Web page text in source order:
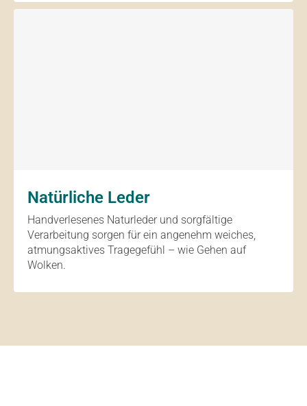
Natürliche Leder
Handverlesenes Naturleder und sorgfältige
Verarbeitung sorgen für ein angenehm weiches,
atmungsaktives Tragegefühl – wie Gehen auf
Wolken.